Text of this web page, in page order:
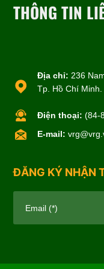
THÔNG TIN
Địa chỉ: 236
Tp. Hồ Chí Minh.
Điện thoại: (84-
E-mail:
ĐĂNG KÝ NHẬN
Email (*)